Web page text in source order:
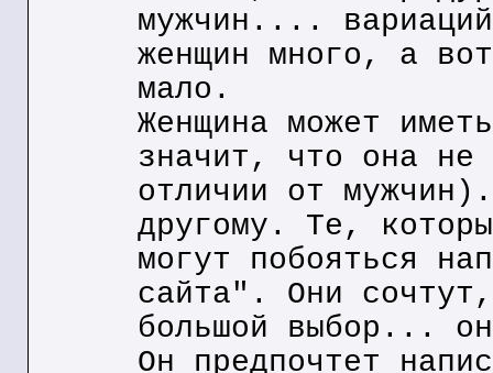
мужчин....
женщин много, а
мало.
Женщина может
значит, что она не
отличии от
другому. Те,
могут побояться
сайта". Они
большой выбор...
Он предпочтет